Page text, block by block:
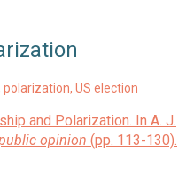
polarization, US election
and Polarization. In A. J.
opinion (pp. 113-130).